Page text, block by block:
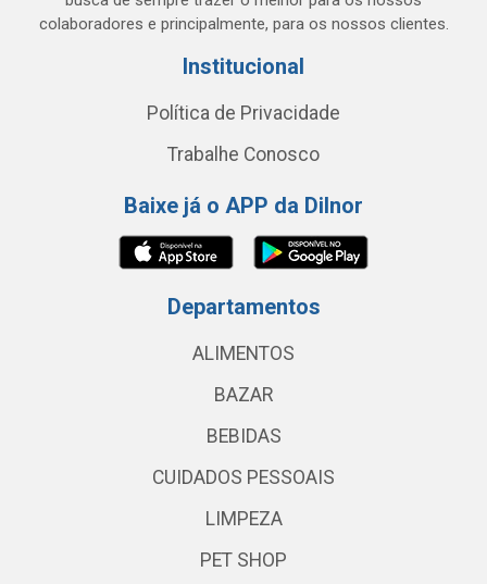
colaboradores e principalmente, para os nossos clientes.
Institucional
Política de Privacidade
Trabalhe Conosco
Baixe já o APP da Dilnor
Departamentos
ALIMENTOS
BAZAR
BEBIDAS
CUIDADOS PESSOAIS
LIMPEZA
PET SHOP